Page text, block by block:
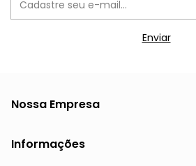
Nossa Empresa
Informações